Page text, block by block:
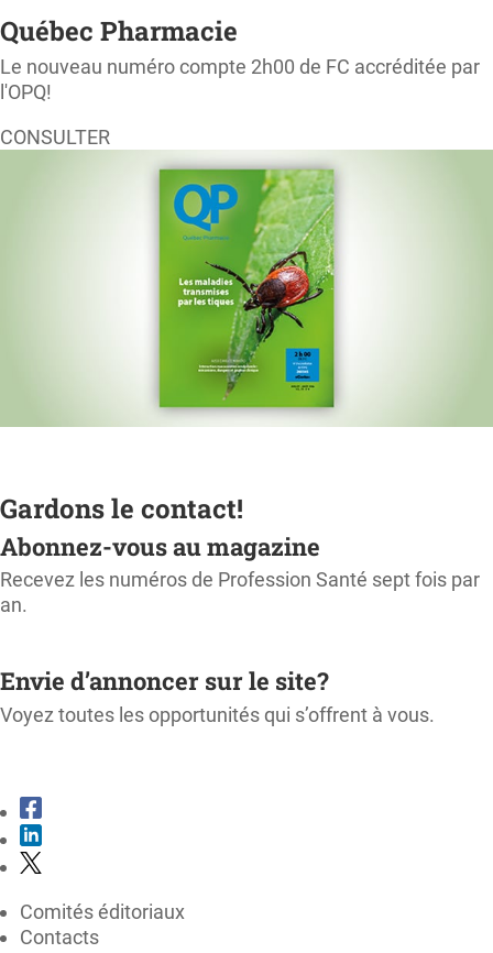
Québec Pharmacie
Le nouveau numéro compte 2h00 de FC accréditée par
l'OPQ!
CONSULTER
Gardons le contact!
Abonnez-vous au magazine
Recevez les numéros de Profession Santé sept fois par
an.
Envie d’annoncer sur le site?
Voyez toutes les opportunités qui s’offrent à vous.
Comités éditoriaux
Contacts